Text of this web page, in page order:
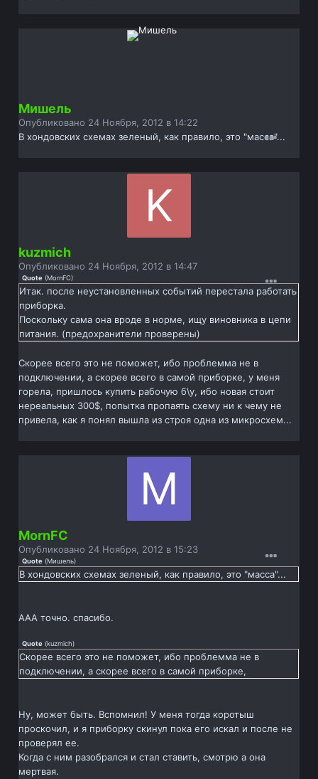
Мишель
Опубликовано 24 Ноября, 2012 в 14:22
В хондовских схемах зеленый, как правило, это "масса"...
kuzmich
Опубликовано 24 Ноября, 2012 в 14:47
Quote (MornFC)
Итак. после неустановленных событий перестала работать
приборка.
Поскольку сама она вроде в норме, ищу виновника в цепи
питания. (предохранители проверены)
Скорее всего это не поможет, ибо проблемма не в
подключении, а скорее всего в самой приборке, у меня
горела, пришлось купить рабочую б\у, ибо новая стоит
нереальных 300$, попытка пропаять схему ни к чему не
привела, как я понял вышла из строя одна из микросхем...
MornFC
Опубликовано 24 Ноября, 2012 в 15:23
Quote (Мишель)
В хондовских схемах зеленый, как правило, это "масса"...
ААА точно. спасибо.
Quote (kuzmich)
Скорее всего это не поможет, ибо проблемма не в
подключении, а скорее всего в самой приборке,
Ну, может быть. Вспомнил! У меня тогда коротыш
проскочил, и я приборку скинул пока его искал и после не
проверял ее.
Когда с ним разобрался и стал ставить, смотрю а она
мертвая.